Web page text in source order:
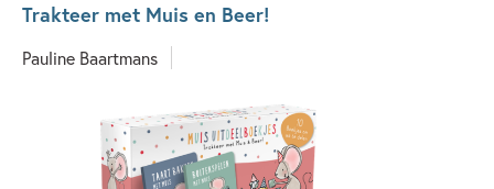
Trakteer met Muis en Beer!
Pauline Baartmans